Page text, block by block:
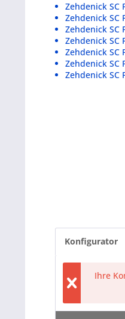
Zehdenick SC
Zehdenick SC
Zehdenick SC
Zehdenick SC
Zehdenick SC
Zehdenick SC
Zehdenick SC
Konfigurator
Ihre